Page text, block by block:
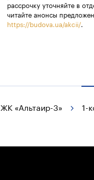
рассрочку уточняйте в
читайте анонсы
https://budova.ua/akcii/.
ЖК «Альтаир-3» 1-